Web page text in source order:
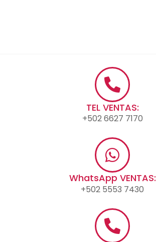
TEL VENTAS:
+502 6627 7170
WhatsApp VENTAS:
+502 5553 7430